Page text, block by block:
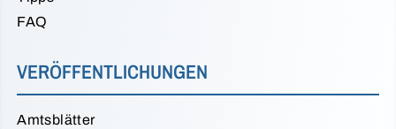
FAQ
VERÖFFENTLICHUNGEN
Amtsblätter